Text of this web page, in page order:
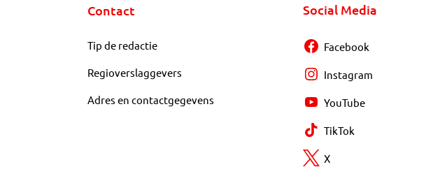
Contact
Tip de redactie
Regioverslaggevers
Adres en contactgegevens
Social Media
Facebook
Instagram
YouTube
TikTok
X